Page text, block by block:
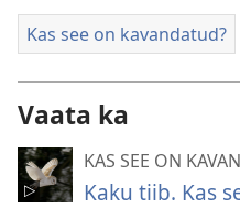
Kas see on kavandatud?
Vaata ka
KAS SEE ON
Kaku tiib. Kas